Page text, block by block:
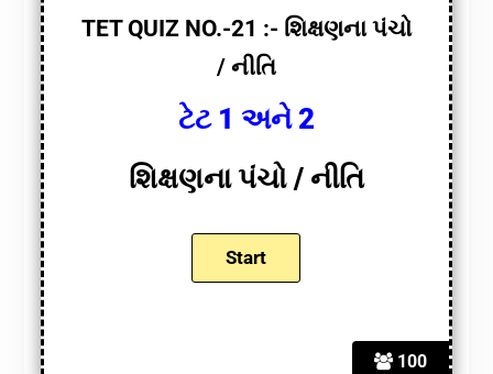
100
TET QUIZ NO.-21 :- શિક્ષણના પંચો
/ નીતિ
ટેટ 1 અને 2
શિક્ષણના પંચો / નીતિ